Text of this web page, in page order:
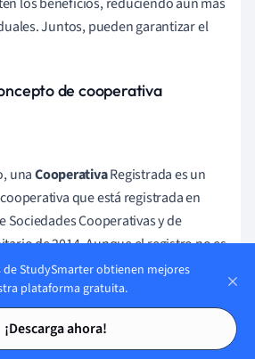
Tarjetas de estudio
Tarjetas de estudio
Juntos, pueden garantizar el
de cooperativa
unaCooperativaRegistrada es un
que está registrada en
Sociedades Cooperativas y de
de 2014. Aunque el registro no es
una cooperativa funcione, estar
la cooperativa un estatus legal y
miembros protecciones específicas.
disfrutan de las siguientes
de StudySmarter obtienen mejores
plataforma gratuita.
¡Descarga ahora!